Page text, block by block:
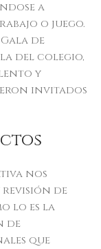
a
o juego.
de
del colegio,
y
invitados
nos
de
lo es la
de
que